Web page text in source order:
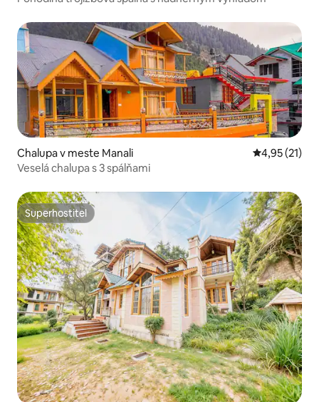
Chalupa v meste Manali Priemerné
4,95 (21)
Veselá chalupa s 3 spálňami
Superhostiteľ
Superhostiteľ